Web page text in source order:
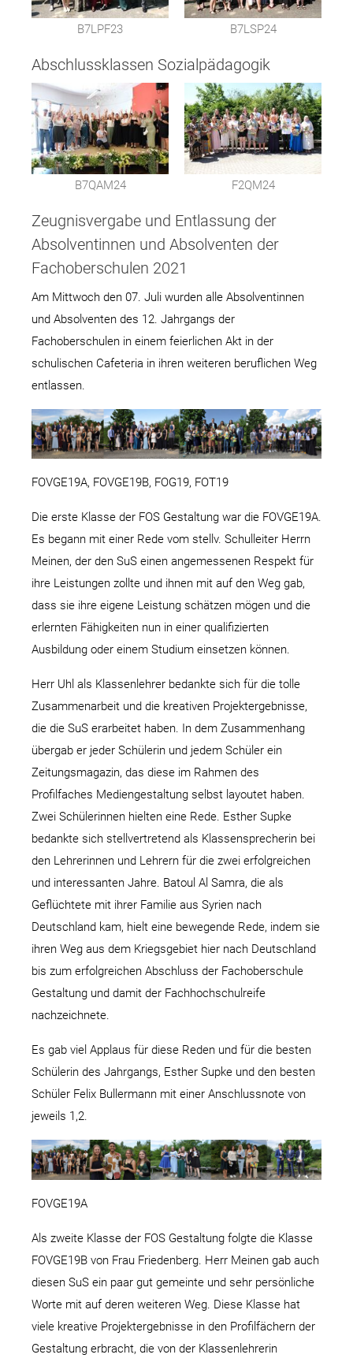
B7LPF23 B7LSP24
Abschlussklassen Sozialpädagogik
B7QAM24 F2QM24
Zeugnisvergabe und Entlassung der
Absolventinnen und Absolventen der
Fachoberschulen 2021
Am Mittwoch den 07. Juli wurden alle Absolventinnen
und Absolventen des 12. Jahrgangs der
Fachoberschulen in einem feierlichen Akt in der
schulischen Cafeteria in ihren weiteren beruflichen Weg
entlassen.
FOVGE19A, FOVGE19B, FOG19, FOT19
Die erste Klasse der FOS Gestaltung war die FOVGE19A.
Es begann mit einer Rede vom stellv. Schulleiter Herrn
Meinen, der den SuS einen angemessenen Respekt für
ihre Leistungen zollte und ihnen mit auf den Weg gab,
dass sie ihre eigene Leistung schätzen mögen und die
erlernten Fähigkeiten nun in einer qualifizierten
Ausbildung oder einem Studium einsetzen können.
Herr Uhl als Klassenlehrer bedankte sich für die tolle
Zusammenarbeit und die kreativen Projektergebnisse,
die die SuS erarbeitet haben. In dem Zusammenhang
übergab er jeder Schülerin und jedem Schüler ein
Zeitungsmagazin, das diese im Rahmen des
Profilfaches Mediengestaltung selbst layoutet haben.
Zwei Schülerinnen hielten eine Rede. Esther Supke
bedankte sich stellvertretend als Klassensprecherin bei
den Lehrerinnen und Lehrern für die zwei erfolgreichen
und interessanten Jahre. Batoul Al Samra, die als
Geflüchtete mit ihrer Familie aus Syrien nach
Deutschland kam, hielt eine bewegende Rede, indem sie
ihren Weg aus dem Kriegsgebiet hier nach Deutschland
bis zum erfolgreichen Abschluss der Fachoberschule
Gestaltung und damit der Fachhochschulreife
nachzeichnete.
Es gab viel Applaus für diese Reden und für die besten
Schülerin des Jahrgangs, Esther Supke und den besten
Schüler Felix Bullermann mit einer Anschlussnote von
jeweils 1,2.
FOVGE19A
Als zweite Klasse der FOS Gestaltung folgte die Klasse
FOVGE19B von Frau Friedenberg. Herr Meinen gab auch
diesen SuS ein paar gut gemeinte und sehr persönliche
Worte mit auf deren weiteren Weg. Diese Klasse hat
viele kreative Projektergebnisse in den Profilfächern der
Gestaltung erbracht, die von der Klassenlehrerin